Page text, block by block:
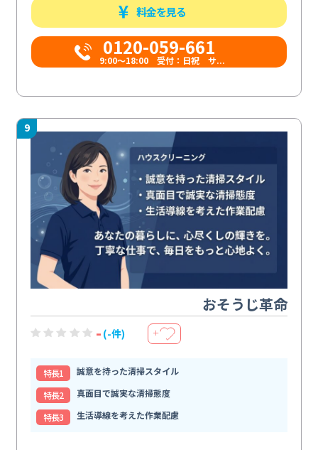
料金を見る
0120-059-661
9:00〜18:00 受付：日祝 サ...
9
おそうじ革命
- (-件) ＋
特⻑1
誠意を持った清掃スタイル
特⻑2
真面目で誠実な清掃態度
特⻑3
生活導線を考えた作業配慮